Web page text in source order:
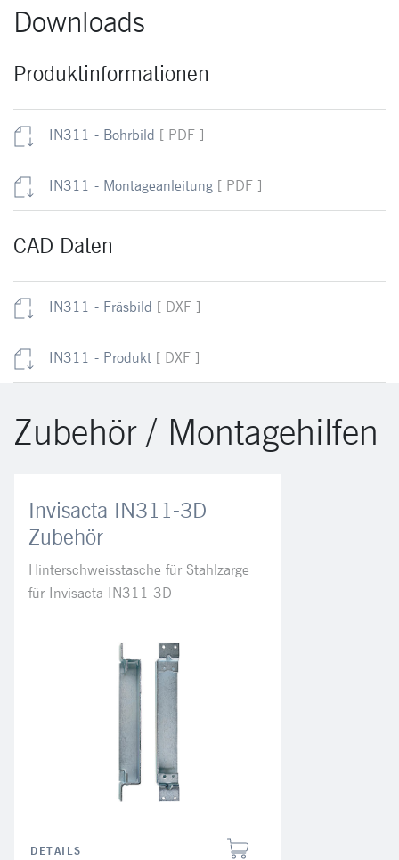
Downloads
Produktinformationen
IN311 - Bohrbild [ PDF ]
IN311 - Montageanleitung [ PDF ]
CAD Daten
IN311 - Fräsbild [ DXF ]
IN311 - Produkt [ DXF ]
Zubehör / Montagehilfen
Invisacta IN311-3D
Zubehör
Hinterschweisstasche für Stahlzarge
für Invisacta IN311-3D
DETAILS